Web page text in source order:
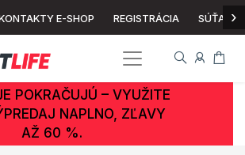
E-SHOP REGISTRÁCIA SÚŤAŽ ›
POKRAČUJÚ – VYUŽITE
NAPLNO, ZĽAVY
AŽ 60 %.